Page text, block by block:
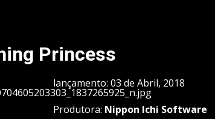
Princess
lançamento: 03 de Abril, 2018
Produtora: Nippon Ichi Software